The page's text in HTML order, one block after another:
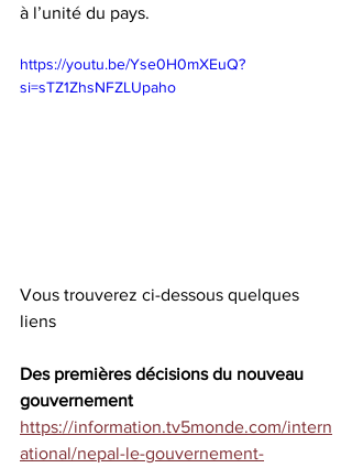
à l’unité du pays.
https://youtu.be/Yse0H0mXEuQ?
si=sTZ1ZhsNFZLUpaho
Vous trouverez ci-dessous quelques
liens
Des premières décisions du nouveau
gouvernement
https://information.tv5monde.com/intern
ational/nepal-le-gouvernement-